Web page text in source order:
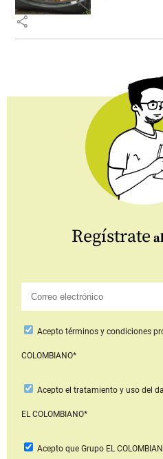
share
Regístrate
Aceptotérminos y condiciones
COLOMBIANO*
Acepto el tratamiento y uso del
EL COLOMBIANO*
Acepto que Grupo EL